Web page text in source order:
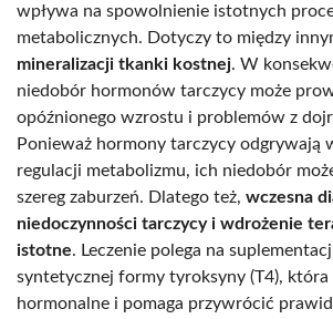
wpływa na spowolnienie istotnych
metabolicznych. Dotyczy to między
mineralizacji tkanki kostnej. W
niedobór hormonów tarczycy może
opóźnionego wzrostu i problemów z
Ponieważ hormony tarczycy odgrywają
regulacji metabolizmu, ich niedobór
szereg zaburzeń. Dlatego też, wczesna
niedoczynności tarczycy i wdrożenie
istotne. Leczenie polega na
syntetycznej formy tyroksyny (T4), która
hormonalne i pomaga przywrócić